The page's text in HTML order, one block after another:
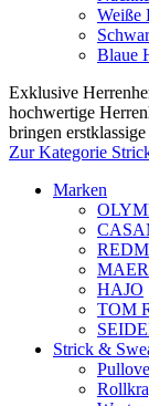
Weiße
Blaue
Exklusive
hochwertige
bringen
Zur Kategorie
Marken
HAJO
TOM
Strick &